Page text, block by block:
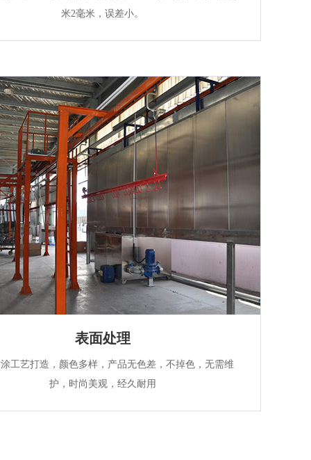
米2毫米，误差小。
表面处理
工艺打造，颜色多样，产品无色差，不掉色，无需维
护，时尚美观，经久耐用